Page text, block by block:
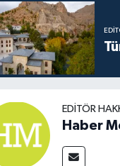
EDITÖR
Haber